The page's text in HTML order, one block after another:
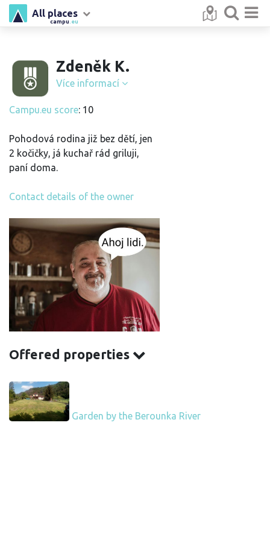
campu .eu
All places
Zdeněk K.
Více informací
Campu.eu score: 10
Pohodová rodina již bez dětí, jen
2 kočičky, já kuchař rád griluji,
paní doma.
Contact details of the owner
Offered properties
Garden by the Berounka River